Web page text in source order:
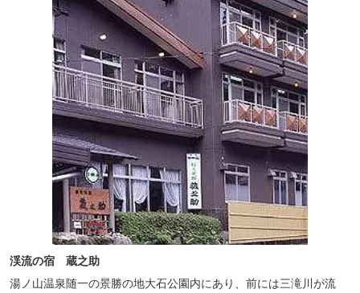
渓流の宿 蔵之助
湯ノ山温泉随一の景勝の地大石公園内にあり、前には三滝川が流